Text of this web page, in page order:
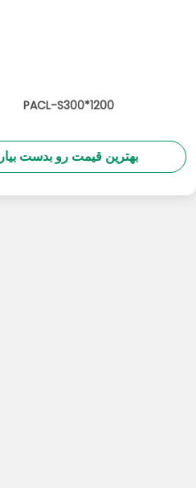
PACL-S300*1200
بهترین قیمت رو بدست بیار